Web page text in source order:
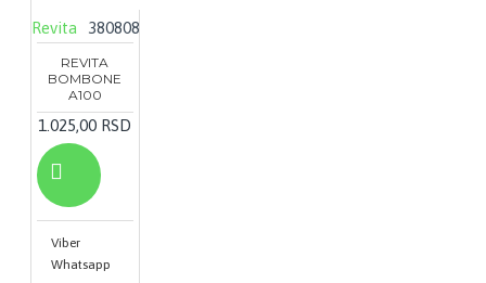
Revita 380808
REVITA
BOMBONE
A100
1.025,00 RSD
Viber
Whatsapp